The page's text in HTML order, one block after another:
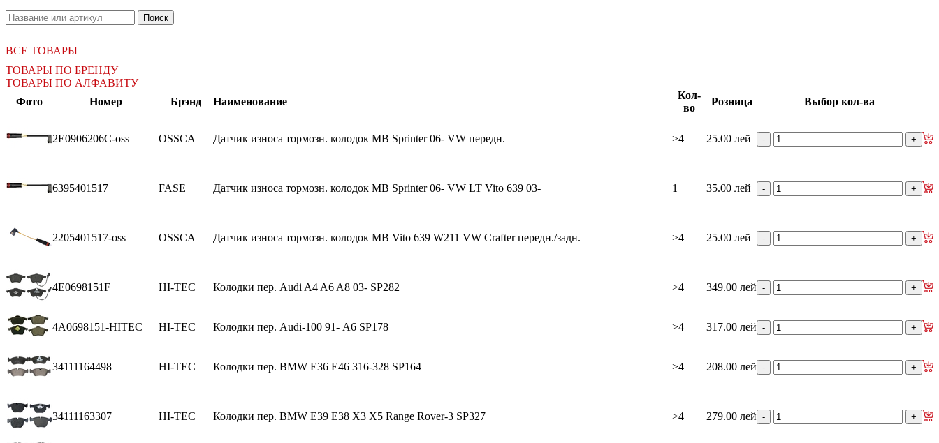
ВСЕ ТОВАРЫ
ТОВАРЫ ПО БРЕНДУ
ТОВАРЫ ПО АЛФАВИТУ
Фото
Номер Брэнд Наименование
Кол-
во
Розница Выбор кол-ва
2E0906206C-oss OSSCA Датчик износа тормозн. колодок MB Sprinter 06- VW передн. >4 25.00 лей
6395401517 FASE Датчик износа тормозн. колодок MB Sprinter 06- VW LT Vito 639 03- 1 35.00 лей
2205401517-oss OSSCA Датчик износа тормозн. колодок MB Vito 639 W211 VW Crafter передн./задн. >4 25.00 лей
4E0698151F HI-TEC Колодки пер. Audi A4 A6 A8 03- SP282 >4 349.00 лей
4A0698151-HITEC HI-TEC Колодки пер. Audi-100 91- А6 SP178 >4 317.00 лей
34111164498 HI-TEC Колодки пер. BMW E36 E46 316-328 SP164 >4 208.00 лей
34111163307 HI-TEC Колодки пер. BMW E39 E38 X3 X5 Range Rover-3 SP327 >4 279.00 лей